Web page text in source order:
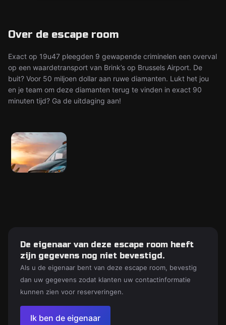
Over de escape room
Exact op 19u47 pleegden 9 gewapende criminelen een overval
op een waardetransport van Brink’s op Brussels Airport. De
buit? Voor 50 miljoen dollar aan ruwe diamanten. Lukt het jou
en je team om deze diamanten terug te vinden in exact 90
minuten tijd? Ga de uitdaging aan!
De eigenaar van deze escape room heeft
zijn gegevens nog niet bevestigd.
Als u de eigenaar bent van deze escape room, bevestig
dan uw gegevens zodat klanten uw contactinformatie
kunnen zien voor reserveringen.
Ik ben de eigenaar